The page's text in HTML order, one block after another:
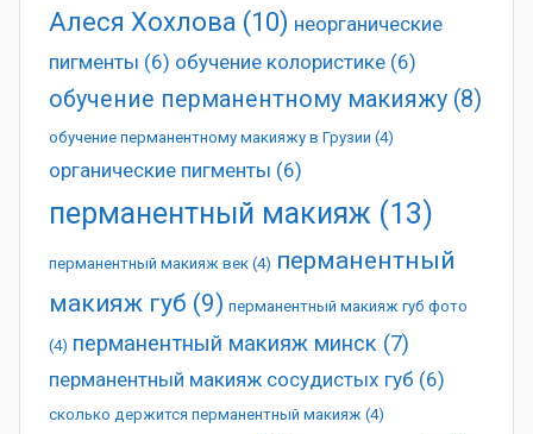
Алеся Хохлова (10) неорганические
пигменты (6) обучение колористике (6)
обучение перманентному макияжу (8)
обучение перманентному макияжу в Грузии (4)
органические пигменты (6)
перманентный макияж (13)
перманентный макияж век (4) перманентный
макияж губ (9) перманентный макияж губ фото
(4) перманентный макияж минск (7)
перманентный макияж сосудистых губ (6)
сколько держится перманентный макияж (4)